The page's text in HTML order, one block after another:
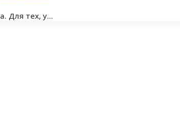
Для тех, у…